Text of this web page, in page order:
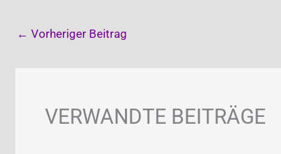
← Vorheriger Beitrag
VERWANDTE BEITRÄGE